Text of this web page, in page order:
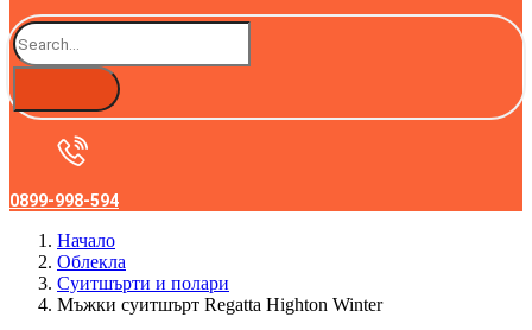
0899-998-594
Начало
Облекла
Суитшърти и полари
Мъжки суитшърт Regatta Highton Winter